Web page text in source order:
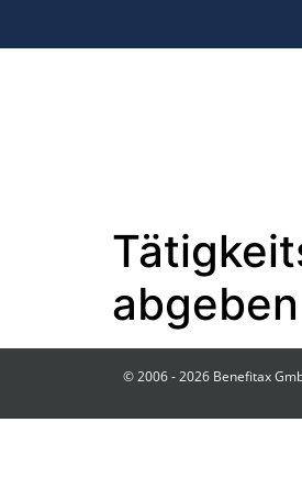
abgeben
© 2006 - 2026 Benefitax